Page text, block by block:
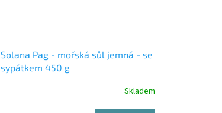
Solana Pag - mořská sůl jemná - se
sypátkem 450 g
Skladem